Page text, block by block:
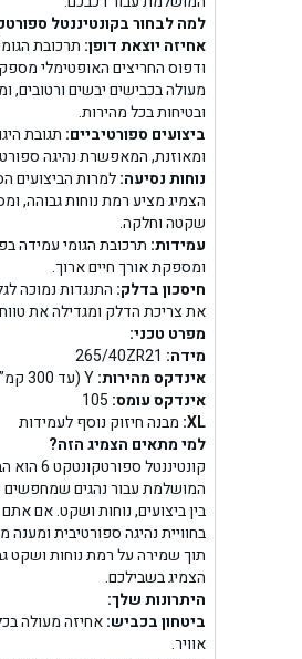
למה לבחור בקונטיננטל
אחיזה יוצאת דופן: תרכובת
ודפוס החריצים האופטימלי
מעולה בכבישים יבשים ורטובים,
ובטיחות בכל מהירות.
ביצועים ספורטיביים: תגובת
ומאוזנת, המאפשרת נהיגה
נוחות נסיעה:למרות הביצועים
הצמיג מציע רמת נוחות גבוהה,
שקטה וחלקה.
עמידות: תרכובת הגומי עמידה
ומספקת אורך חיים ארוך.
חיסכון בדלק: התנגדות נמוכה
את צריכת הדלק ומגדילה את
מפרט טכני:
מידה:
אינדקס מהירות:
אינדקס עומס:
XL: מבנה חיזוק נוסף לעמידות
למי מתאים הצמיג הזה?
קונטיננטל
המושלמת עבור נהגים שמחפשים
בין ביצועים, נוחות ושקט. אם אתם
בחוויית נהיגה ספורטיבית ומענה
תוך שמירה על רמת נוחות ושקט
הצמיג בשבילכם.
היתרונות שלך:
ביטחון בכביש:אחיזה מעולה
אוויר.